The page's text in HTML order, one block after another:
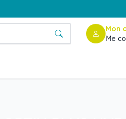
Rechercher
Mon
Me